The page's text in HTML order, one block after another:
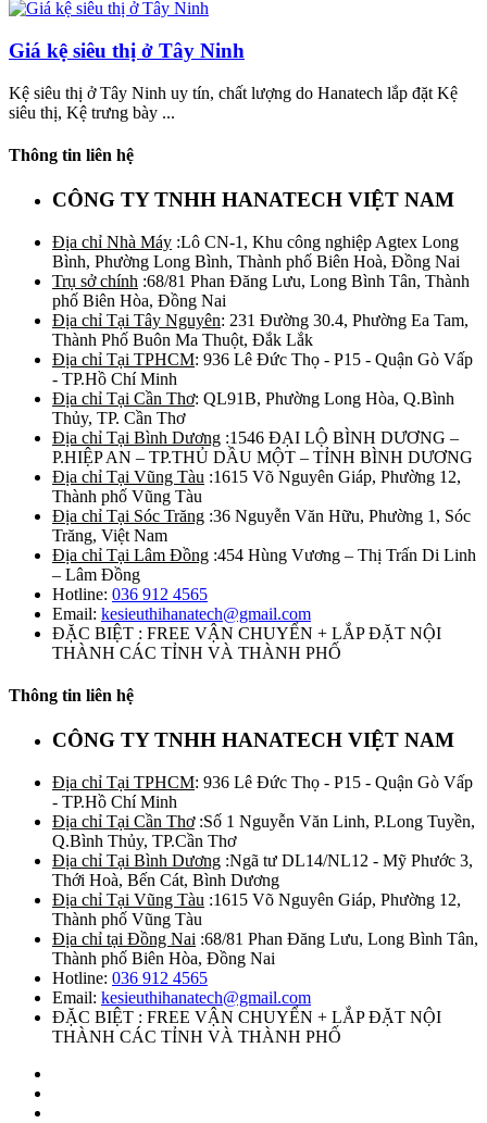
Giá kệ siêu thị ở Tây Ninh
Kệ siêu thị ở Tây Ninh uy tín, chất lượng do Hanatech lắp đặt Kệ
siêu thị, Kệ trưng bày ...
Thông tin liên hệ
CÔNG TY TNHH HANATECH VIỆT NAM
Địa chỉ Nhà Máy :Lô CN-1, Khu công nghiệp Agtex Long
Bình, Phường Long Bình, Thành phố Biên Hoà, Đồng Nai
Trụ sở chính :68/81 Phan Đăng Lưu, Long Bình Tân, Thành
phố Biên Hòa, Đồng Nai
Địa chỉ Tại Tây Nguyên: 231 Đường 30.4, Phường Ea Tam,
Thành Phố Buôn Ma Thuột, Đắk Lắk
Địa chỉ Tại TPHCM: 936 Lê Đức Thọ - P15 - Quận Gò Vấp
- TP.Hồ Chí Minh
Địa chỉ Tại Cần Thơ: QL91B, Phường Long Hòa, Q.Bình
Thủy, TP. Cần Thơ
Địa chỉ Tại Bình Dương :1546 ĐẠI LỘ BÌNH DƯƠNG –
P.HIỆP AN – TP.THỦ DẦU MỘT – TỈNH BÌNH DƯƠNG
Địa chỉ Tại Vũng Tàu :1615 Võ Nguyên Giáp, Phường 12,
Thành phố Vũng Tàu
Địa chỉ Tại Sóc Trăng :36 Nguyễn Văn Hữu, Phường 1, Sóc
Trăng, Việt Nam
Địa chỉ Tại Lâm Đồng :454 Hùng Vương – Thị Trấn Di Linh
– Lâm Đồng
Hotline: 036 912 4565
Email: kesieuthihanatech@gmail.com
ĐẶC BIỆT : FREE VẬN CHUYỂN + LẮP ĐẶT NỘI
THÀNH CÁC TỈNH VÀ THÀNH PHỐ
Thông tin liên hệ
CÔNG TY TNHH HANATECH VIỆT NAM
Địa chỉ Tại TPHCM: 936 Lê Đức Thọ - P15 - Quận Gò Vấp
- TP.Hồ Chí Minh
Địa chỉ Tại Cần Thơ:Số 1 Nguyễn Văn Linh, P.Long Tuyền,
Q.Bình Thủy, TP.Cần Thơ
Địa chỉ Tại Bình Dương :Ngã tư DL14/NL12 - Mỹ Phước 3,
Thới Hoà, Bến Cát, Bình Dương
Địa chỉ Tại Vũng Tàu :1615 Võ Nguyên Giáp, Phường 12,
Thành phố Vũng Tàu
Địa chỉ tại Đồng Nai :68/81 Phan Đăng Lưu, Long Bình Tân,
Thành phố Biên Hòa, Đồng Nai
Hotline: 036 912 4565
Email: kesieuthihanatech@gmail.com
ĐẶC BIỆT : FREE VẬN CHUYỂN + LẮP ĐẶT NỘI
THÀNH CÁC TỈNH VÀ THÀNH PHỐ